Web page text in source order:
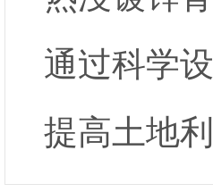
通过科学
提高土地